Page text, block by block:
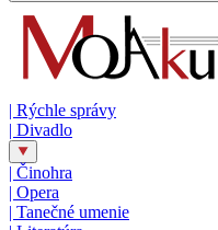
| Rýchle správy
| Divadlo
| Činohra
| Opera
| Tanečné umenie